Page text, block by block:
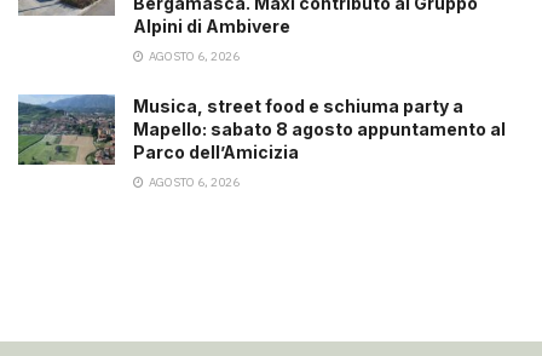
Alpini di Ambivere
AGOSTO 6, 2026
Musica, street food e schiuma party a
Mapello: sabato 8 agosto appuntamento al
Parco dell’Amicizia
AGOSTO 6, 2026